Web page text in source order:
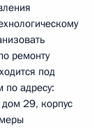
ремонту
под
адресу:
29, корпус